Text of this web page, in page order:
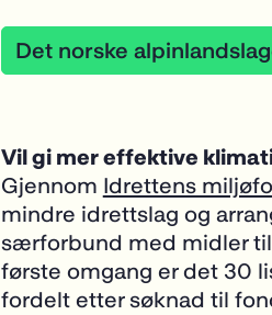
Vil gi mer effektive
Gjennom Idrettens
mindre idrettslag og
særforbund med midler
første omgang er det 30
fordelt etter søknad til